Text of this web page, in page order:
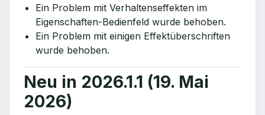
Ein Problem mit Verhaltenseffekten im
Eigenschaften-Bedienfeld wurde behoben.
Ein Problem mit einigen Effektüberschriften
wurde behoben.
Neu in 2026.1.1 (19. Mai
2026)